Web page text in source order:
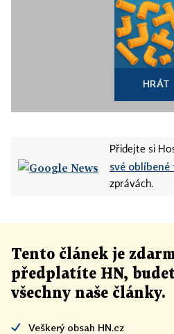
HRÁT
Přidejte si
své
zprávách.
Tento článek je
předplatíte HN,
všechny naše články.
Veškerý obsah HN.cz